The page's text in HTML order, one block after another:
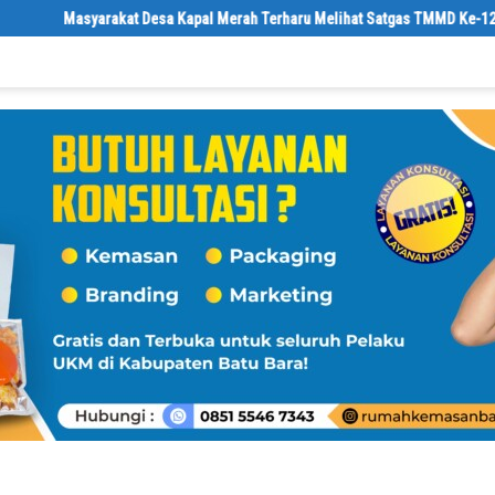
Kapal Merah Terharu Melihat Satgas TMMD Ke-129 Kodim 0208/Asahan